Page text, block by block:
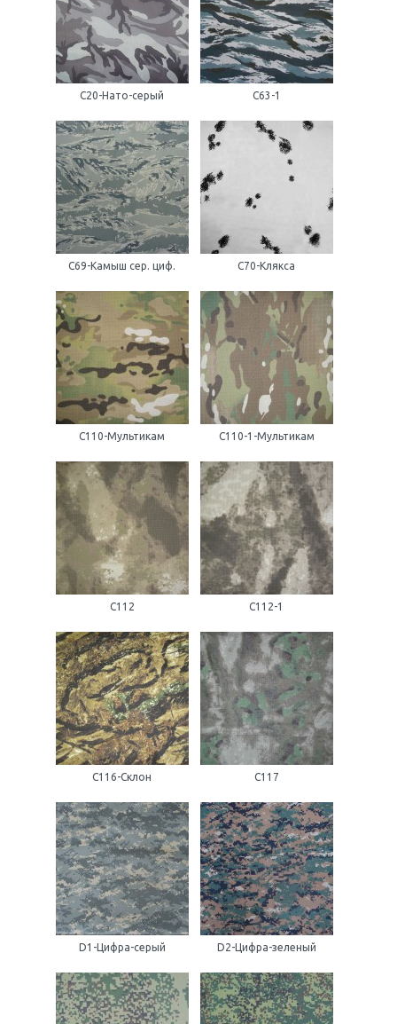
C20-Нато-серый C63-1
С69-Камыш сер. циф. С70-Клякса
С110-Мультикам С110-1-Мультикам
С112 С112-1
С116-Склон С117
D1-Цифра-серый D2-Цифра-зеленый